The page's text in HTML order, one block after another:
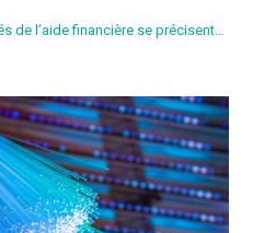
de l’aide financière se précisent…